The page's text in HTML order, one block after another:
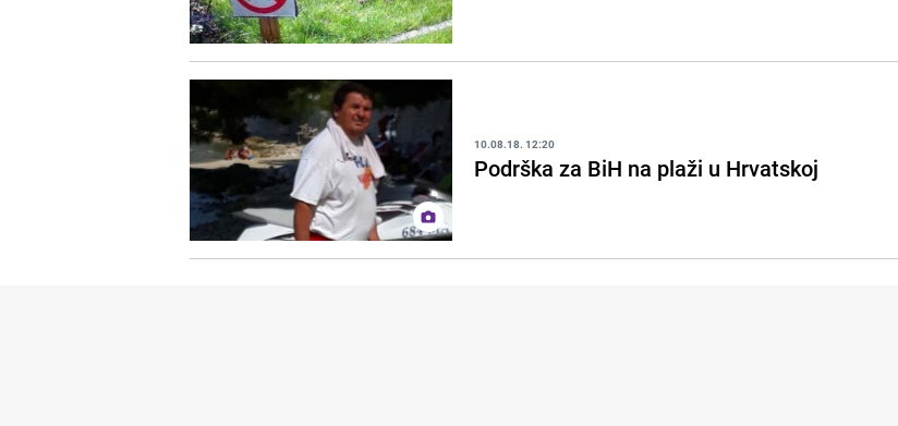
10.08.18. 12:20
Podrška za BiH na plaži u Hrvatskoj